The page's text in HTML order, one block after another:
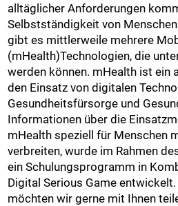
alltäglicher Anforderungen
Selbstständigkeit von
gibt es mittlerweile mehrere
(mHealth)Technologien, die
werden können. mHealth ist ein
den Einsatz von digitalen
Gesundheitsfürsorge und
Informationen über die
mHealth speziell für Menschen
verbreiten, wurde im Rahmen
ein Schulungsprogramm in
Digital Serious Game
möchten wir gerne mit Ihnen